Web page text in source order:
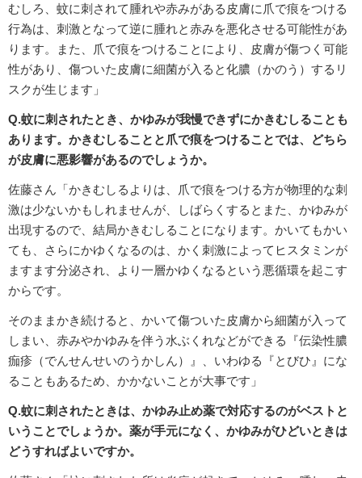
むしろ、蚊に刺されて腫れや赤みがある皮膚に爪で痕をつける
行為は、刺激となって逆に腫れと赤みを悪化させる可能性があ
ります。また、爪で痕をつけることにより、皮膚が傷つく可能
性があり、傷ついた皮膚に細菌が入ると化膿（かのう）するリ
スクが生じます」
Q.蚊に刺されたとき、かゆみが我慢できずにかきむしることも
あります。かきむしることと爪で痕をつけることでは、どちら
が皮膚に悪影響があるのでしょうか。
佐藤さん「かきむしるよりは、爪で痕をつける方が物理的な刺
激は少ないかもしれませんが、しばらくするとまた、かゆみが
出現するので、結局かきむしることになります。かいてもかい
ても、さらにかゆくなるのは、かく刺激によってヒスタミンが
ますます分泌され、より一層かゆくなるという悪循環を起こす
からです。
そのままかき続けると、かいて傷ついた皮膚から細菌が入って
しまい、赤みやかゆみを伴う水ぶくれなどができる『伝染性膿
痂疹（でんせんせいのうかしん）』、いわゆる『とびひ』にな
ることもあるため、かかないことが大事です」
Q.蚊に刺されたときは、かゆみ止め薬で対応するのがベストと
いうことでしょうか。薬が手元になく、かゆみがひどいときは
どうすればよいですか。